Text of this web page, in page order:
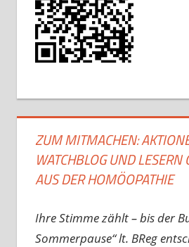
ZUM MITMACHEN:
WATCHBLOG UND LESERN
AUS DER HOMÖOPATHIE
Ihre Stimme zählt – bis der
Sommerpause“ lt. BReg